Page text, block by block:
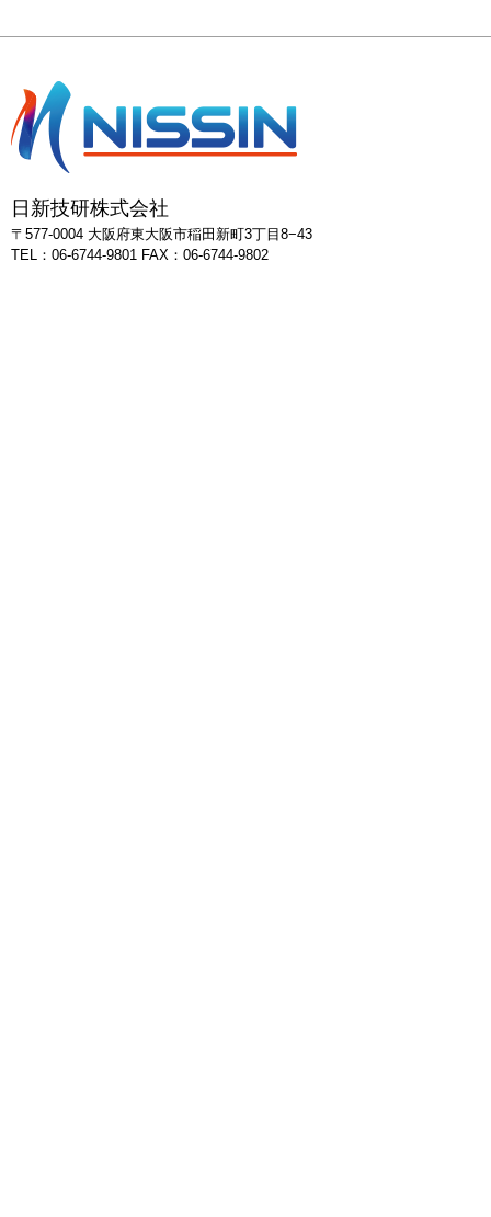
日新技研株式会社
〒577-0004 大阪府東大阪市稲田新町3丁目8−43
TEL：06-6744-9801 FAX：06-6744-9802